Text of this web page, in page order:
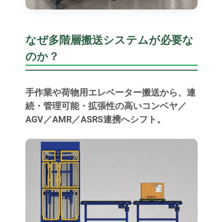
なぜ多階層搬送システムが必要な
のか？
手作業や荷物用エレベーター搬送から、連
続・管理可能・拡張性の高いコンベヤ／
AGV／AMR／ASRS連携へシフト。